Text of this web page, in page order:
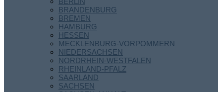
BRANDENBURG
BREMEN
HAMBURG
HESSEN
MECKLENBURG-VORPOMMERN
NIEDERSACHSEN
NORDRHEIN-WESTFALEN
RHEINLAND-PFALZ
SAARLAND
SACHSEN